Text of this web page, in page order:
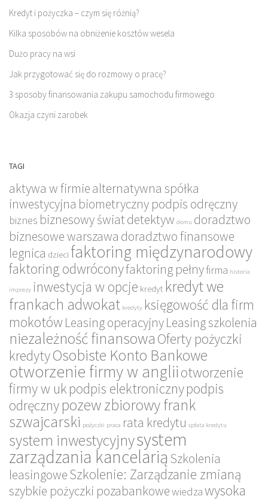
Kredyt i pożyczka – czym się różnią?
Kilka sposobów na obniżenie kosztów wesela
Dużo pracy na wsi
Jak przygotować się do rozmowy o pracę?
3 sposoby finansowania zakupu samochodu firmowego
Okazja czyni zarobek
TAGI
aktywa w firmiealternatywna spółka
inwestycyjna biometryczny podpis odręczny
biznes biznesowy światdetektyw domu doradztwo
biznesowe warszawa doradztwo finansowe
legnica dzieci faktoring międzynarodowy
faktoring odwróconyfaktoring pełnyfirma historia
imprezy inwestycja w opcje kredyt kredyt we
frankach adwokat kredyty księgowość dla firm
mokotówLeasing operacyjnyLeasing szkolenia
niezależność finansowa Oferty pożyczki
kredytyOsobiste Konto Bankowe
otworzenie firmy w anglii otworzenie
firmy w uk podpis elektronicznypodpis
odręcznypozew zbiorowy frank
szwajcarski pożyczki praca rata kredytu spłata kredytu
system inwestycyjnysystem
zarządzania kancelarią Szkolenia
leasingoweSzkolenie: Zarządzanie zmianą
szybkie pożyczki pozabankowewiedzawysoka